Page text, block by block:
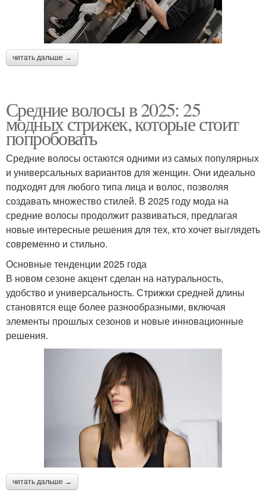
читать дальше →
Средние волосы в 2025: 25
модных стрижек, которые стоит
попробовать
Средние волосы остаются одними из самых популярных
и универсальных вариантов для женщин. Они идеально
подходят для любого типа лица и волос, позволяя
создавать множество стилей. В 2025 году мода на
средние волосы продолжит развиваться, предлагая
новые интересные решения для тех, кто хочет выглядеть
современно и стильно.
Основные тенденции 2025 года
В новом сезоне акцент сделан на натуральность,
удобство и универсальность. Стрижки средней длины
становятся еще более разнообразными, включая
элементы прошлых сезонов и новые инновационные
решения.
читать дальше →